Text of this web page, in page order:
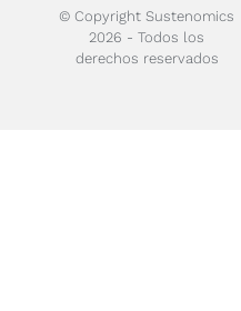
© Copyright Sustenomics
2026 - Todos los
derechos reservados